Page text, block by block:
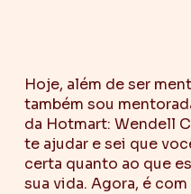
Hoje, além de ser
também sou
da Hotmart: Wendell
te ajudar e sei que
certa quanto ao que
sua vida. Agora, é